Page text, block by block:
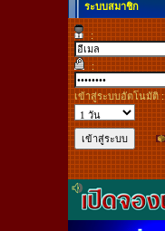
ระบบสมาชิก
:
:
เข้าสู่ระบบอัตโนมัติ :